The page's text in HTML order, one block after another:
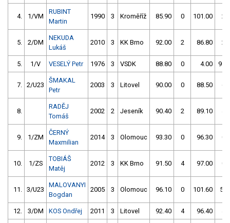
4. 1/VM
RUBINT
Martin
1990 3 Kroměříž 85.90 0 101.00 2
5. 2/DM
NEKUDA
Lukáš
2010 3 KK Brno 92.00 2 86.80 2
5. 1/V VESELÝ Petr 1976 3 VSDK 88.80 0 4.00 999
7. 2/U23
ŠMAKAL
Petr
2003 3 Litovel 90.00 0 88.50 6
8.
RADĚJ
Tomáš
2002 2 Jeseník 90.40 2 89.10 4
9. 1/ZM
ČERNÝ
Maxmilian
2014 3 Olomouc 93.30 0 96.30 0
10. 1/ZS
TOBIÁŠ
Matěj
2012 3 KK Brno 91.50 4 97.00 0
11. 3/U23
MALOVANYI
Bogdan
2005 3 Olomouc 96.10 0 101.60 58
12. 3/DM KOS Ondřej 2011 3 Litovel 92.40 4 96.40 4